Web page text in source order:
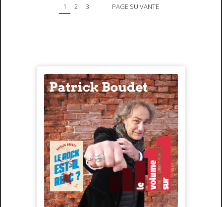
1 2 3 PAGE SUIVANTE